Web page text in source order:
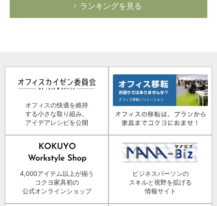
ランキングを見る
オフィスの快適を維持
する小さな取り組み。
アイデアレシピを公開
4,000アイテム以上が揃う
コクヨ家具初の
公式オンラインショップ
ビジネスパーソンの
スキルと視野を拡げる
情報サイト